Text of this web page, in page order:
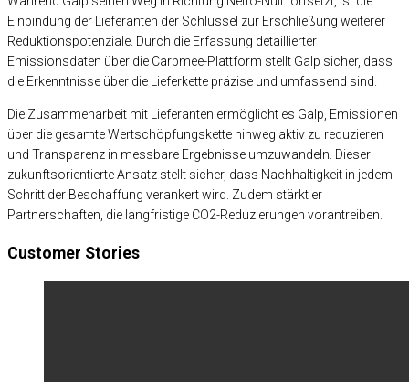
Einbindung der Lieferanten der Schlüssel zur Erschließung weiterer
Reduktionspotenziale. Durch die Erfassung detaillierter
Emissionsdaten über die Carbmee-Plattform stellt Galp sicher, dass
die Erkenntnisse über die Lieferkette präzise und umfassend sind.
Die Zusammenarbeit mit Lieferanten ermöglicht es Galp, Emissionen
über die gesamte Wertschöpfungskette hinweg aktiv zu reduzieren
und Transparenz in messbare Ergebnisse umzuwandeln. Dieser
zukunftsorientierte Ansatz stellt sicher, dass Nachhaltigkeit in jedem
Schritt der Beschaffung verankert wird. Zudem stärkt er
Partnerschaften, die langfristige CO2-Reduzierungen vorantreiben.
Customer Stories